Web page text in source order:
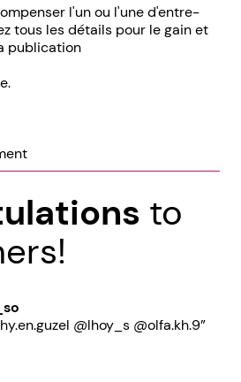
l'un ou l'une d'entre-
tous les détails pour le gain et
publication
to
@lhoy_s @olfa.kh.9”